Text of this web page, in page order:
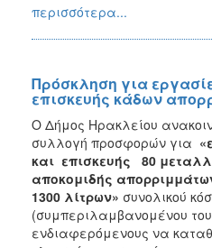
περισσότερα...
Πρόσκληση για
επισκευής κάδων
Ο Δήμος Ηρακλείου
συλλογή προσφορών για
και επισκευής 80
αποκομιδής
1300 λίτρων» συνολικού
(συμπεριλαμβανομένου
ενδιαφερόμενους να